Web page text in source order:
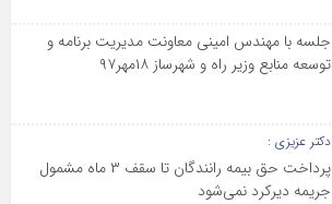
جلسه با مهندس امینی معاونت مدیریت برنامه و
توسعه منابع وزیر راه و شهرساز ۱۸مهر۹۷
دکتر عزیزی :
پرداخت حق بیمه رانندگان تا سقف ۳ ماه مشمول
جریمه دیرکرد نمی‌شود